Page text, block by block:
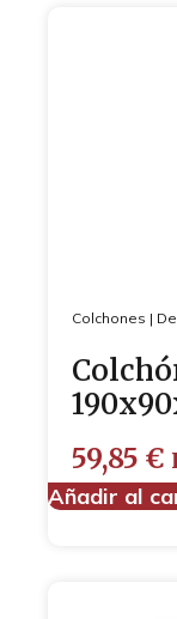
Colchones |
59,85 €
Añadir al